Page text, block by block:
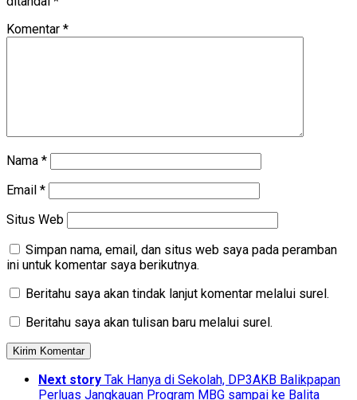
Komentar *
Nama *
Email *
Situs Web
Simpan nama, email, dan situs web saya pada peramban
ini untuk komentar saya berikutnya.
Beritahu saya akan tindak lanjut komentar melalui surel.
Beritahu saya akan tulisan baru melalui surel.
Next story Tak Hanya di Sekolah, DP3AKB Balikpapan
Perluas Jangkauan Program MBG sampai ke Balita